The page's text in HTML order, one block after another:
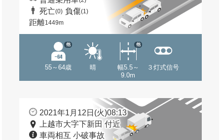
死亡(0) 負傷(1)
距離1449m
55～64歳
他
晴
幅5.5～
9.0m
他
３灯式信号
2021年1月12日(火)08:13
上越市大字下新田 付近
車両相互 小破事故